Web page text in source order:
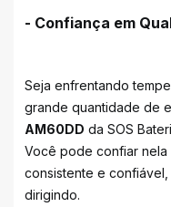
- Confiança em
Seja enfrentando
grande quantidade de
AM60DD da SOS
Você pode confiar
consistente e
dirigindo.